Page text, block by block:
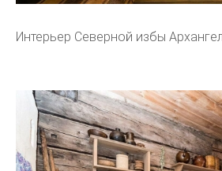
Интерьер Северной избы